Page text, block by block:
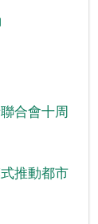
合會十周
推動都市